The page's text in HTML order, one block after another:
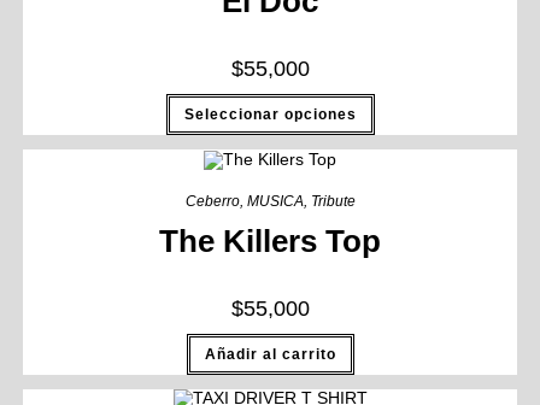
$55,000
Seleccionar opciones
Ceberro, MUSICA Tribute
The Killers Top
$55,000
Añadir al carrito